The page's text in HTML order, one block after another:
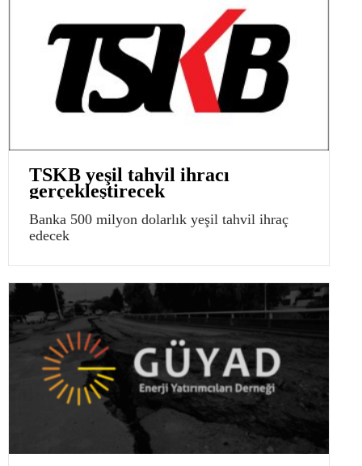
TSKB yeşil tahvil ihracı
gerçekleştirecek
Banka 500 milyon dolarlık yeşil tahvil ihraç
edecek